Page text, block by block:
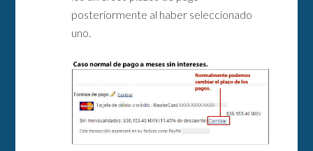
posteriormente al haber seleccionado
uno.